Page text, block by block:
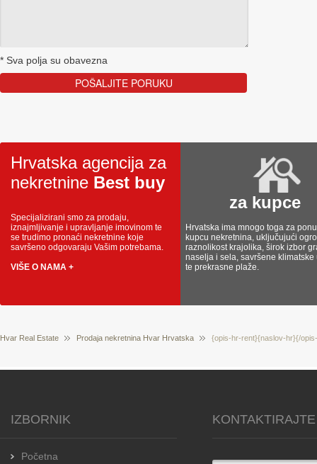
* Sva polja su obavezna
Hrvatska agencija za
nekretnine Best buy
Specijalizirani smo za prodaju,
iznajmljivanje i upravljanje imovinom te
se trudimo pronaći nekretnine koje
savršeno odgovaraju Vašim potrebama.
VIŠE O NAMA +
za kupce
Hrvatska ima mnogo toga za
kupcu nekretnina, uključujući
raznolikost krajolika, širok izbor
naselja i sela, savršene klimatske
te prekrasne plaže.
Hvar Real Estate Prodaja nekretnina Hvar Hrvatska {opis-hr-rent}{naslov-hr}{/
IZBORNIK
Početna